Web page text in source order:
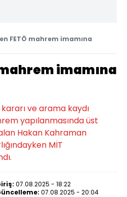
FETÖ mahrem imamına
mahrem imamına
ve arama kaydı
yapılanmasında üst
Hakan Kahraman
MİT
07.08.2025 - 18:22
07.08.2025 - 20:04